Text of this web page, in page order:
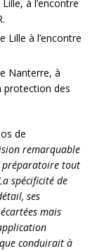
à l’encontre
Lille à l’encontre
Nanterre, à
protection des
de
remarquable
préparatoire tout
spécificité de
ses
mais
conduirait à